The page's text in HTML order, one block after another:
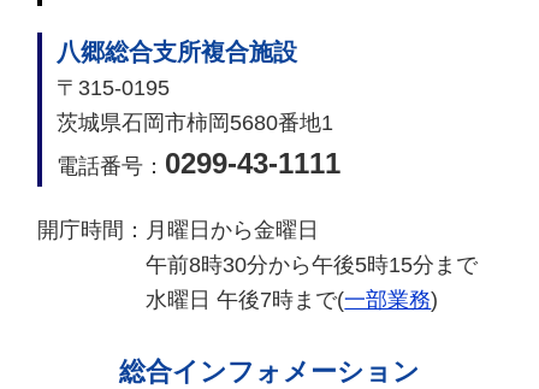
八郷総合支所複合施設
〒315-0195
茨城県石岡市柿岡5680番地1
電話番号： 0299-43-1111
開庁時間： 月曜日から金曜日
午前8時30分から午後5時15分まで
水曜日 午後7時まで(一部業務)
総合インフォメーション